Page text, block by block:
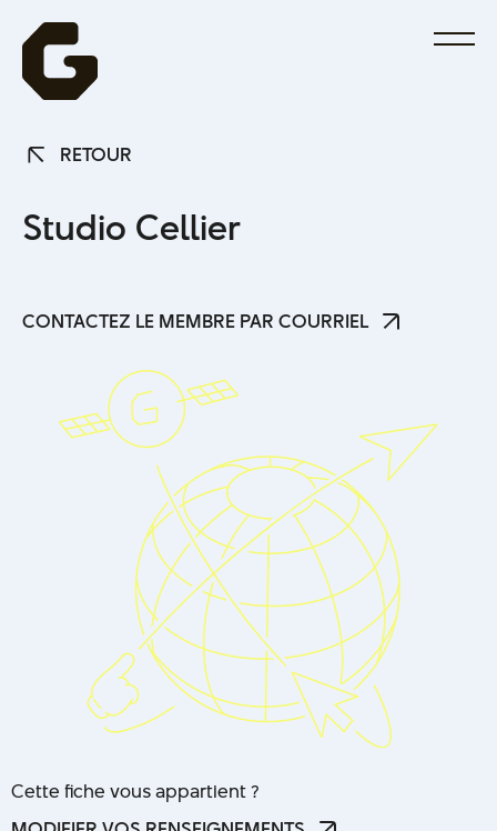
RETOUR
Studio Cellier
CONTACTEZ LE MEMBRE PAR COURRIEL
Cette fiche vous appartient ?